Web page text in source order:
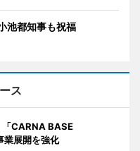
池都知事も祝福
ス
「CARNA BASE
業展開を強化